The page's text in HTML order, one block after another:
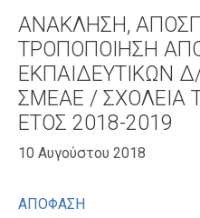
ΑΝΑΚΛΗΣΗ,
ΤΡΟΠΟΠΟΙΗΣΗ
ΕΚΠΑΙΔΕΥΤΙΚΩΝ
ΣΜΕΑΕ / ΣΧΟΛΕΙΑ
ΕΤΟΣ 2018-2019
10 Αυγούστου 2018
ΑΠΟΦΑΣΗ